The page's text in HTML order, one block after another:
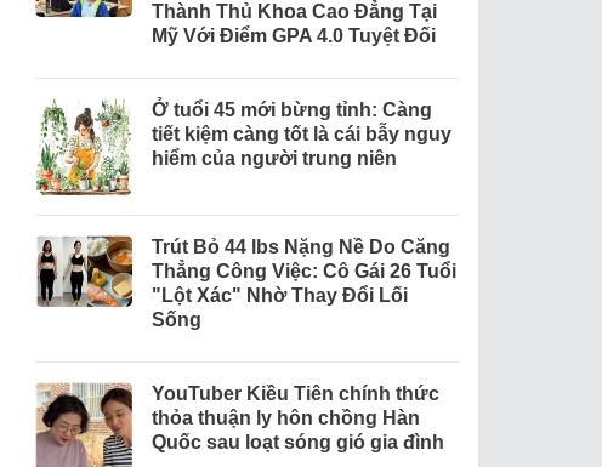
Thành Thủ Khoa Cao Đẳng Tại
Mỹ Với Điểm GPA 4.0 Tuyệt Đối
Ở tuổi 45 mới bừng tỉnh: Càng
tiết kiệm càng tốt là cái bẫy nguy
hiểm của người trung niên
Trút Bỏ 44 lbs Nặng Nề Do Căng
Thẳng Công Việc: Cô Gái 26 Tuổi
"Lột Xác" Nhờ Thay Đổi Lối
Sống
YouTuber Kiều Tiên chính thức
thỏa thuận ly hôn chồng Hàn
Quốc sau loạt sóng gió gia đình